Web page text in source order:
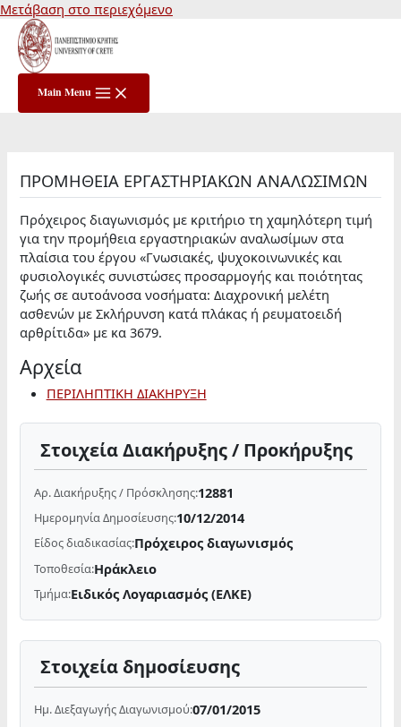
Μετάβαση στο περιεχόμενο
Main Menu
ΠΡΟΜΗΘΕΙΑ ΕΡΓΑΣΤΗΡΙΑΚΩΝ ΑΝΑΛΩΣΙΜΩΝ
Πρόχειρος διαγωνισμός με κριτήριο τη χαμηλότερη τιμή
για την προμήθεια εργαστηριακών αναλωσίμων στα
πλαίσια του έργου «Γνωσιακές, ψυχοκοινωνικές και
φυσιολογικές συνιστώσες προσαρμογής και ποιότητας
ζωής σε αυτοάνοσα νοσήματα: Διαχρονική μελέτη
ασθενών με Σκλήρυνση κατά πλάκας ή ρευματοειδή
αρθρίτιδα» με κα 3679.
Αρχεία
ΠΕΡΙΛΗΠΤΙΚΗ ΔΙΑΚΗΡΥΞΗ
Στοιχεία Διακήρυξης / Προκήρυξης
Αρ. Διακήρυξης / Πρόσκλησης:12881
Ημερομηνία Δημοσίευσης:10/12/2014
Είδος διαδικασίας:Πρόχειρος διαγωνισμός
Τοποθεσία:Ηράκλειο
Τμήμα:Ειδικός Λογαριασμός (ΕΛΚΕ)
Στοιχεία δημοσίευσης
Ημ. Διεξαγωγής Διαγωνισμού:07/01/2015